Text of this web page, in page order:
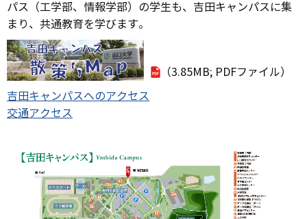
パス（工学部、情報学部）の学生も、吉田キャンパスに集
まり、共通教育を学びます。
（3.85MB; PDFファイル）
吉田キャンパスへのアクセス
交通アクセス